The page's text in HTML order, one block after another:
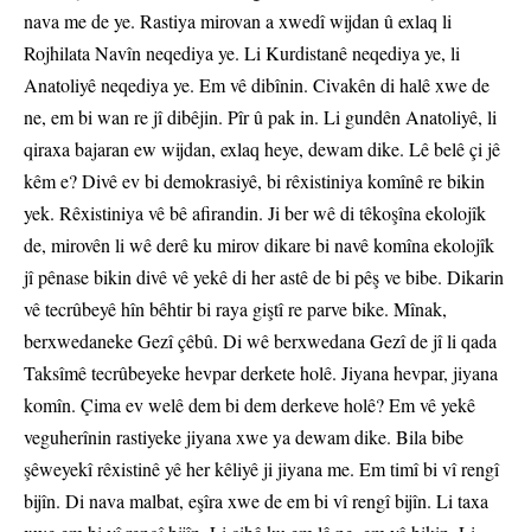
nava me de ye. Rastiya mirovan a xwedî wijdan û exlaq li
Rojhilata Navîn neqediya ye. Li Kurdistanê neqediya ye, li
Anatoliyê neqediya ye. Em vê dibînin. Civakên di halê xwe de
ne, em bi wan re jî dibêjin. Pîr û pak in. Li gundên Anatoliyê, li
qiraxa bajaran ew wijdan, exlaq heye, dewam dike. Lê belê çi jê
kêm e? Divê ev bi demokrasiyê, bi rêxistiniya komînê re bikin
yek. Rêxistiniya vê bê afirandin. Ji ber wê di têkoşîna ekolojîk
de, mirovên li wê derê ku mirov dikare bi navê komîna ekolojîk
jî pênase bikin divê vê yekê di her astê de bi pêş ve bibe. Dikarin
vê tecrûbeyê hîn bêhtir bi raya giştî re parve bike. Mînak,
berxwedaneke Gezî çêbû. Di wê berxwedana Gezî de jî li qada
Taksîmê tecrûbeyeke hevpar derkete holê. Jiyana hevpar, jiyana
komîn. Çima ev welê dem bi dem derkeve holê? Em vê yekê
veguherînin rastiyeke jiyana xwe ya dewam dike. Bila bibe
şêweyekî rêxistinê yê her kêliyê ji jiyana me. Em timî bi vî rengî
bijîn. Di nava malbat, eşîra xwe de em bi vî rengî bijîn. Li taxa